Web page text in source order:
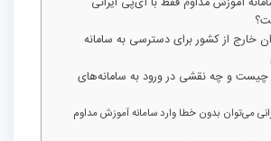
از کشور برای دسترسی به سامانه
و چه نقشی در ورود به سامانه‌های
می‌توان بدون خطا وارد سامانه آموزش مداوم